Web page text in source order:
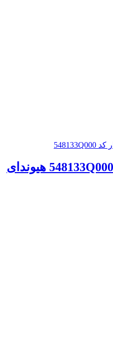
لاستیک چاکدار کد 548133Q000 هیوندای